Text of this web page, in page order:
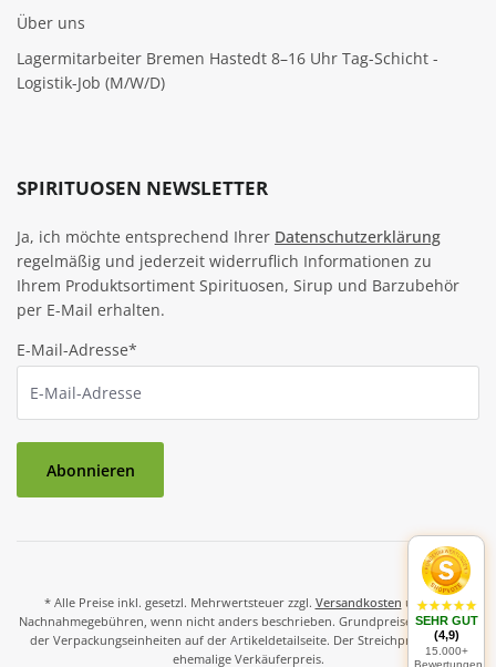
Über uns
Lagermitarbeiter Bremen Hastedt 8–16 Uhr Tag-Schicht -
Logistik-Job (M/W/D)
SPIRITUOSEN NEWSLETTER
Ja, ich möchte entsprechend Ihrer Datenschutzerklärung
regelmäßig und jederzeit widerruflich Informationen zu
Ihrem Produktsortiment Spirituosen, Sirup und Barzubehör
per E-Mail erhalten.
E-Mail-Adresse*
Abonnieren
* Alle Preise inkl. gesetzl. Mehrwertsteuer zzgl. Versandkosten und ggf.
Nachnahmegebühren, wenn nicht anders beschrieben. Grundpreise und Preise
der Verpackungseinheiten auf der Artikeldetailseite. Der Streichpreis ist der
ehemalige Verkäuferpreis.
SEHR GUT
(4,9)
15.000+
Bewertungen